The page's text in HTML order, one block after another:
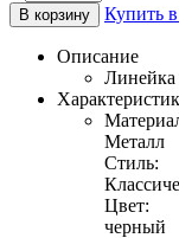
В корзину Купить
Описание
Линейка
Металл
Стиль:
Цвет:
черный